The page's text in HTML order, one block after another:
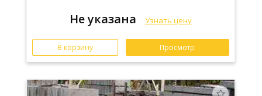
Не указана Узнать цену
В корзину Просмотр